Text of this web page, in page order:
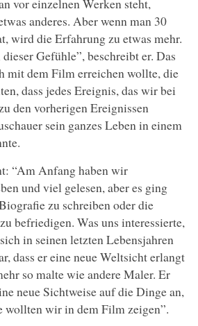
anderes. Aber wenn man 30
wird die Erfahrung zu etwas mehr.
Gefühle”, beschreibt er. Das
mit dem Film erreichen wollte, die
dass jedes Ereignis, das wir bei
den vorherigen Ereignissen
sein ganzes Leben in einem
“Am Anfang haben wir
und viel gelesen, aber es ging
zu schreiben oder die
befriedigen. Was uns interessierte,
in seinen letzten Lebensjahren
dass er eine neue Weltsicht erlangt
so malte wie andere Maler. Er
neue Sichtweise auf die Dinge an,
wollten wir in dem Film zeigen”.